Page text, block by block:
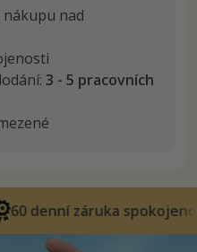
nákupu nad
3 - 5 pracovních
spokojenosti 60